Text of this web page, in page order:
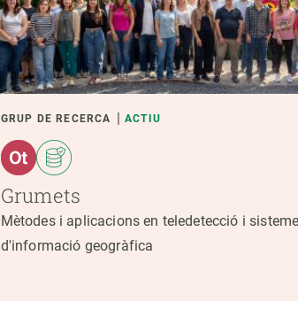
GRUP DE RECERCA ACTIU
Grumets
Mètodes i aplicacions en teledetecció i
d'informació geogràfica